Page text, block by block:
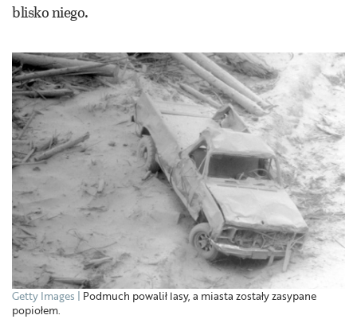
blisko niego.
Getty Images Podmuch powalił lasy, a miasta zostały zasypane
popiołem.